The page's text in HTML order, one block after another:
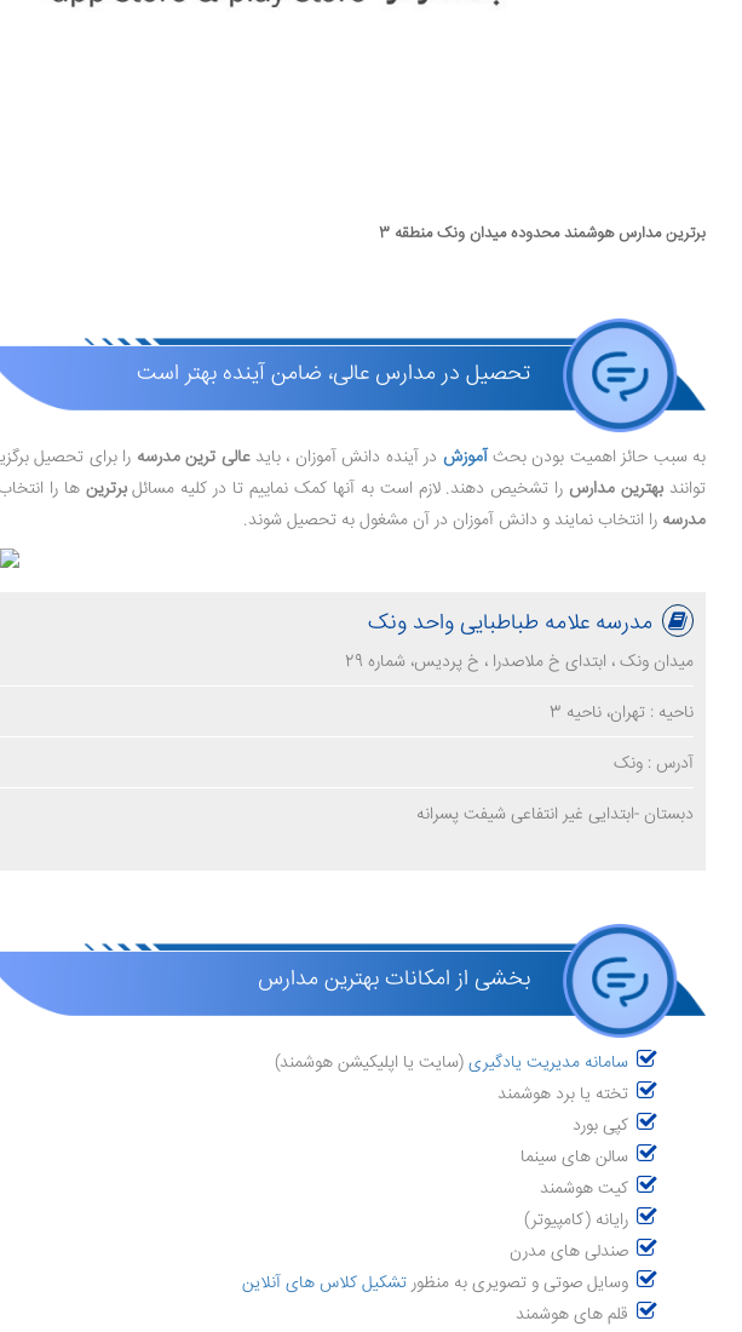
برترین مدارس هوشمند محدوده میدان ونک منطقه 3
تحصیل در مدارس عالی، ضامن آینده بهتر است
به سبب حائز اهمیت بودن بحثآموزش در آینده دانش آموزان ، باید عالی ترین مدرسه را برای تحصیل
توانند بهترین مدارس را تشخیص دهند. لازم است به آنها کمک نماییم تا در کلیه مسائلبرترین ها را
مدرسه را انتخاب نمایند و دانش آموزان در آن مشغول به تحصیل شوند.
مدرسه علامه طباطبایی واحد ونک
میدان ونک ، ابتدای خ ملاصدرا ، خ پردیس، شماره 29
ناحیه : تهران، ناحیه 3
آدرس : ونک
دبستان -ابتدایی غیر انتفاعی شیفت پسرانه
بخشی از امکانات بهترین مدارس
سامانه مدیریت یادگیری(سایت یا اپلیکیشن هوشمند)
تخته یا برد هوشمند
کپی بورد
سالن های سینما
کیت هوشمند
رایانه (کامپیوتر)
صندلی های مدرن
وسایل صوتی و تصویری به منظورتشکیل کلاس های آنلاین
قلم های هوشمند